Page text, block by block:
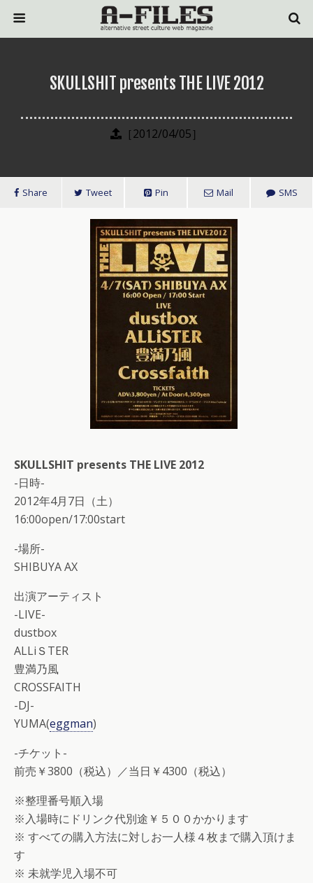
SKULLSHIT presents THE LIVE 2012
［2012/04/05］
Share Tweet Pin Mail SMS
SKULLSHIT presents THE LIVE 2012
-日時-
2012年4月7日（土）
16:00open/17:00start
-場所-
SHIBUYA AX
出演アーティスト
-LIVE-
dustbox
ALLiＳTER
豊満乃風
CROSSFAITH
-DJ-
YUMA(eggman)
-チケット-
前売￥3800（税込）／当日￥4300（税込）
※整理番号順入場
※入場時にドリンク代別途￥５００かかります
※ すべての購入方法に対しお一人様４枚まで購入頂けま
す
※ 未就学児入場不可